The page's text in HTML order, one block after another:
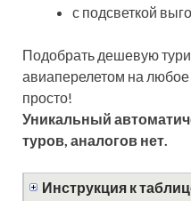
с подсветкой
Подобрать дешевую
авиаперелетом на любое
просто!
Уникальный
туров, аналогов нет.
Инструкция к